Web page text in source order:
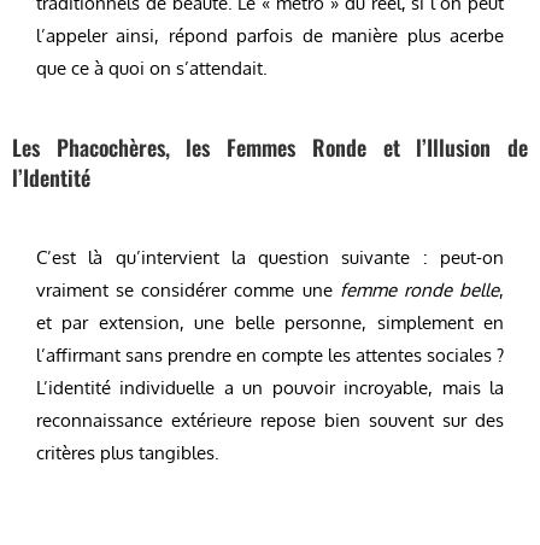
l’appeler ainsi, répond parfois de manière plus acerbe
que ce à quoi on s’attendait.
Les Phacochères, les Femmes Ronde et l’Illusion de
l’Identité
C’est là qu’intervient la question suivante : peut-on
vraiment se considérer comme une femme ronde belle,
et par extension, une belle personne, simplement en
l’affirmant sans prendre en compte les attentes sociales ?
L’identité individuelle a un pouvoir incroyable, mais la
reconnaissance extérieure repose bien souvent sur des
critères plus tangibles.